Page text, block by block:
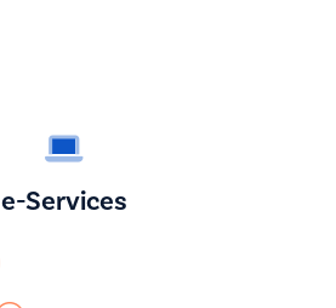
e-Services